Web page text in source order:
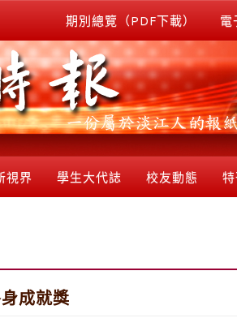
期別總覽（PDF下載） 電
視界 學生大代誌 校友動態
成就獎